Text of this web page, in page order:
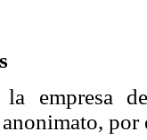
empresa